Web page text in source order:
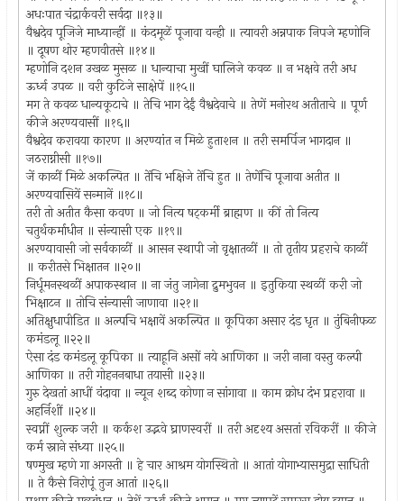
अधःपात चंद्रार्कवरी सर्वदा ॥१३॥
वैश्वदेव पूजिजे माध्यान्हीं ॥ कंदमूळें पूजावा वन्ही ॥ त्यावरी अन्नपाक निपजे म्हणोनि
॥ दूषण थोर म्हणवीतसे ॥१४॥
म्हणोनि दशन उखळ मुसळ ॥ धान्याचा मुखीं घालिजे कवळ ॥ न भक्षवे तरी अध
ऊर्ध्व उपळ ॥ वरी कुटिजे साक्षेपें ॥१५॥
मग ते कवळ धान्यकूटाचे ॥ तेचि भाग देईं वैश्वदेवाचे ॥ तेणें मनोरथ अतीताचे ॥ पूर्ण
कीजे अरण्यवासीं ॥१६॥
वैश्वदेव करावया कारण ॥ अरण्यांत न मिळे हुताशन ॥ तरी समर्पिज भागदान ॥
जठराग्नीसी ॥१७॥
जें काळीं मिळे अकल्पित ॥ तेंचि भक्षिजे तेंचि हुत ॥ तेणेंचि पूजावा अतीत ॥
अरण्यवासियें सन्मानें ॥१८॥
तरी तो अतीत कैसा कवण ॥ जो नित्य षट्‌कर्मी ब्राह्मण ॥ कीं तो नित्य
चतुर्थकर्माधीन ॥ संन्यासी एक ॥१९॥
अरण्यावासी जो सर्वकाळीं ॥ आसन स्थापी जो वृक्षातळीं ॥ तो तृतीय प्रहराचे काळीं
॥ करीतसे भिक्षातन ॥२०॥
निर्धूमनस्थळीं अपाकस्थान ॥ ना जंतु जागेना द्रुमभुवन ॥ इतुकिया स्थळीं करी जो
भिक्षाटन ॥ तोचि संन्यासी जाणावा ॥२१॥
अतिक्षुधापीडित ॥ अल्पचि भक्षावें अकल्पित ॥ कूपिका असार दंड धृत ॥ तुंबिनीफळ
कमंडलू ॥२२॥
ऐसा दंड कमंडलू कूपिका ॥ त्याहूनि असों नये आणिका ॥ जरी नाना वस्तु कल्पी
आणिका ॥ तरी गोहननबाधा तयासी ॥२३॥
गुरु देखतां आधीं वंदावा ॥ न्यून शब्द कोणा न सांगावा ॥ काम क्रोध दंभ प्रहरावा ॥
अहर्निशीं ॥२४॥
स्वप्नीं शुल्क जरी ॥ कर्कश उद्भवे घ्राणस्वरीं ॥ तरी अदृश्य असतां रविकरीं ॥ कीजे
कर्म स्नाने संध्या ॥२५॥
षण्मुख म्हणे गा अगस्ती ॥ हे चार आश्रम योगस्थितो ॥ आतां योगाभ्यासमुद्रा साधिती
॥ ते कैसे निरोपूं तुज आतां ॥२६॥